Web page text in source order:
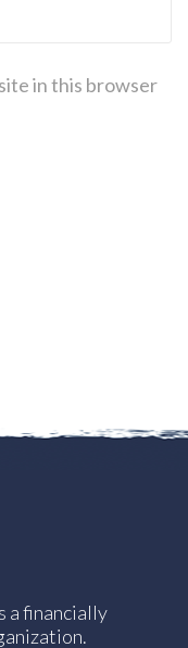
in this browser
a financially